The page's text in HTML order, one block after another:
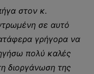
στον κ.
σε αυτό
γρήγορα να
πολύ καλές
διοργάνωση της